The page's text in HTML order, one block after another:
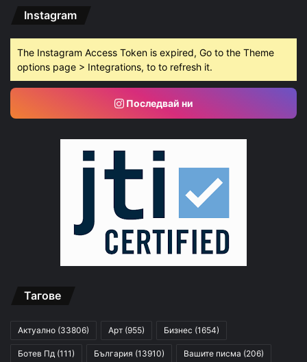
Instagram
The Instagram Access Token is expired, Go to the Theme
options page > Integrations, to to refresh it.
Последвай ни
Тагове
Актуално (33806) Арт (955) Бизнес (1654)
Ботев Пд (111) България (13910) Вашите писма (206)